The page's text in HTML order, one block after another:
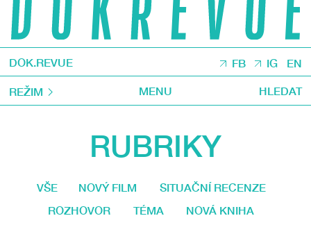
DOK.REVUE FB IG EN
REŽIM MENU HLEDAT
RUBRIKY
VŠE NOVÝ FILM
SITUAČNÍ RECENZE
ROZHOVOR
TÉMA
NOVÁ KNIHA